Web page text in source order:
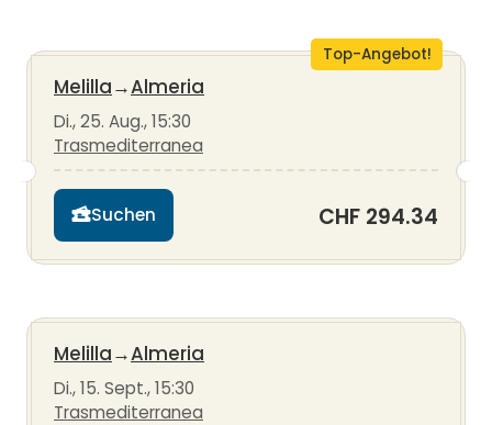
Top-Angebot!
Melilla→Almeria
Di., 25. Aug., 15:30
Trasmediterranea
Suchen CHF 294.34
Melilla→Almeria
Di., 15. Sept., 15:30
Trasmediterranea